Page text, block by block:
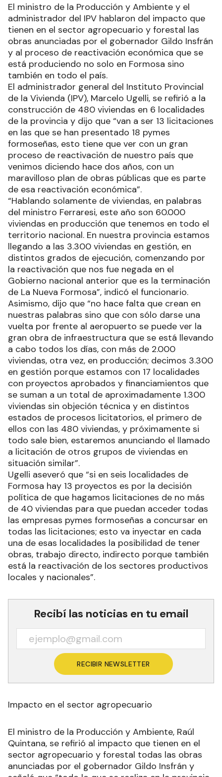
El ministro de la Producción y Ambiente y el
administrador del IPV hablaron del impacto que
tienen en el sector agropecuario y forestal las
obras anunciadas por el gobernador Gildo Insfrán
y al proceso de reactivación económica que se
está produciendo no solo en Formosa sino
también en todo el país.
El administrador general del Instituto Provincial
de la Vivienda (IPV), Marcelo Ugelli, se refirió a la
construcción de 480 viviendas en 6 localidades
de la provincia y dijo que “van a ser 13 licitaciones
en las que se han presentado 18 pymes
formoseñas, esto tiene que ver con un gran
proceso de reactivación de nuestro país que
venimos diciendo hace dos años, con un
maravilloso plan de obras públicas que es parte
de esa reactivación económica”.
“Hablando solamente de viviendas, en palabras
del ministro Ferraresi, este año son 60.000
viviendas en producción que tenemos en todo el
territorio nacional. En nuestra provincia estamos
llegando a las 3.300 viviendas en gestión, en
distintos grados de ejecución, comenzando por
la reactivación que nos fue negada en el
Gobierno nacional anterior que es la terminación
de La Nueva Formosa”, indicó el funcionario.
Asimismo, dijo que “no hace falta que crean en
nuestras palabras sino que con sólo darse una
vuelta por frente al aeropuerto se puede ver la
gran obra de infraestructura que se está llevando
a cabo todos los días, con más de 2.000
viviendas, otra vez, en producción; decimos 3.300
en gestión porque estamos con 17 localidades
con proyectos aprobados y financiamientos que
se suman a un total de aproximadamente 1.300
viviendas sin objeción técnica y en distintos
estados de procesos licitatorios, el primero de
ellos con las 480 viviendas, y próximamente si
todo sale bien, estaremos anunciando el llamado
a licitación de otros grupos de viviendas en
situación similar”.
Ugelli aseveró que “si en seis localidades de
Formosa hay 13 proyectos es por la decisión
política de que hagamos licitaciones de no más
de 40 viviendas para que puedan acceder todas
las empresas pymes formoseñas a concursar en
todas las licitaciones; esto va inyectar en cada
una de esas localidades la posibilidad de tener
obras, trabajo directo, indirecto porque también
está la reactivación de los sectores productivos
locales y nacionales”.
Recibí las noticias en tu email
RECIBIR NEWSLETTER
Impacto en el sector agropecuario
El ministro de la Producción y Ambiente, Raúl
Quintana, se refirió al impacto que tienen en el
sector agropecuario y forestal todas las obras
anunciadas por el gobernador Gildo Insfrán y